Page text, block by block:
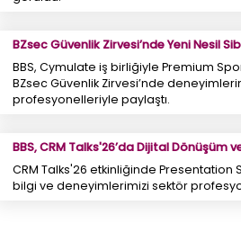
BZsec Güvenlik Zirvesi’nde Yeni Nesil
BBS, Cymulate iş birliğiyle Premium
BZsec Güvenlik Zirvesi’nde
profesyonelleriyle paylaştı.
BBS, CRM Talks'26’da Dijital Dönüşüm
CRM Talks'26 etkinliğinde Presentation
bilgi ve deneyimlerimizi sektör